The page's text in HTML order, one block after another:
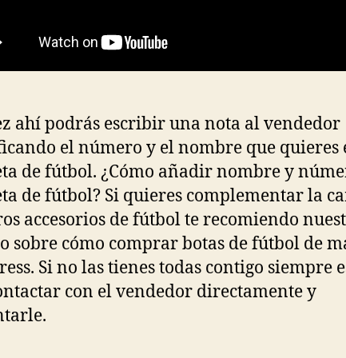
ahí podrás escribir una nota al vendedor
el número y el nombre que quieres
de fútbol. ¿Cómo añadir nombre y
de fútbol? Si quieres complementar la
accesorios de fútbol te recomiendo
sobre cómo comprar botas de fútbol de
Si no las tienes todas contigo siempre
con el vendedor directamente y